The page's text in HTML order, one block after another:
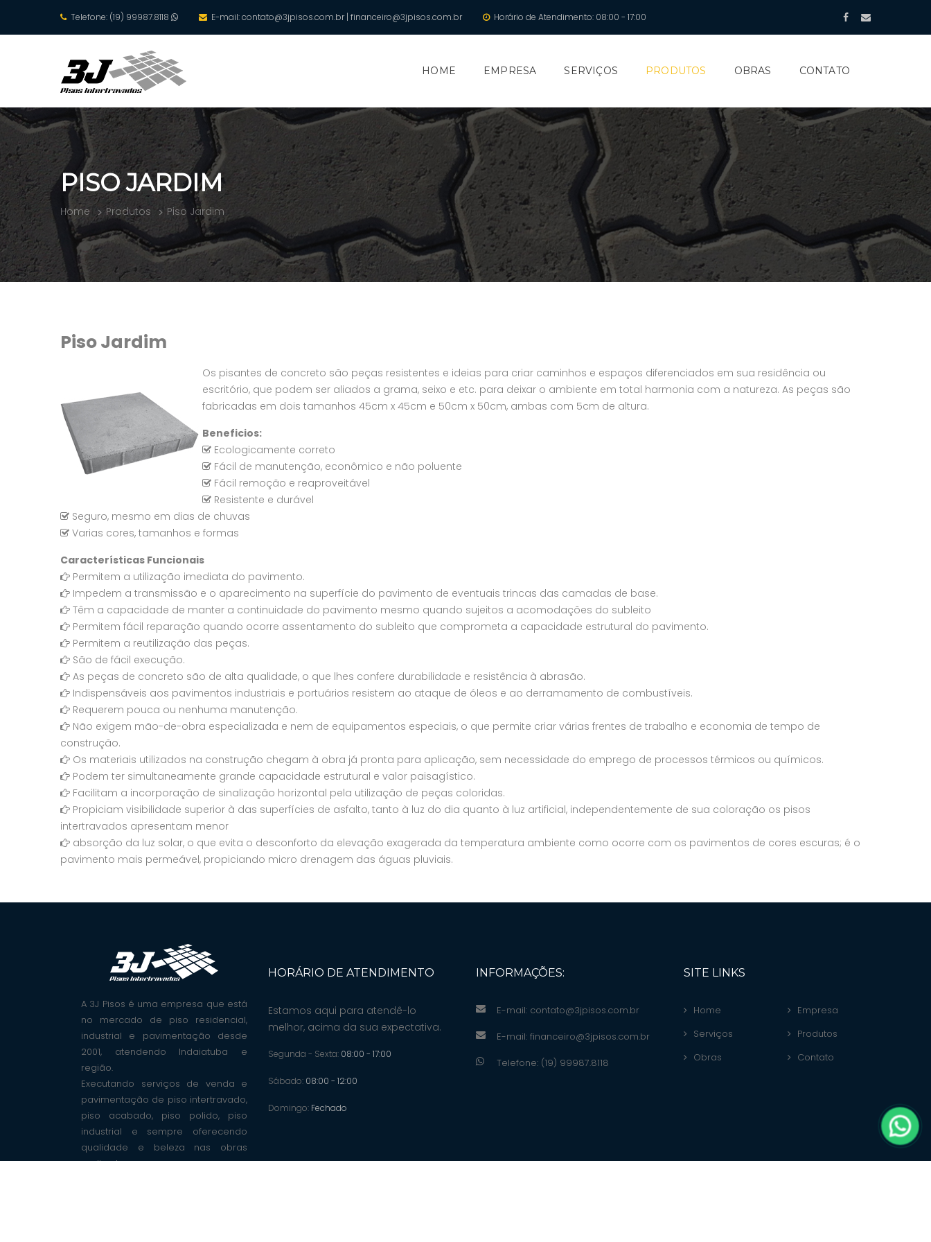
Telefone: (19) 99987.8118 E-mail:contato@3jpisos.com.br | financeiro@3jpisos.com.br Horário de Atendimento: 08:00 - 17:00
HOME EMPRESA SERVIÇOS PRODUTOS OBRAS CONTATO
PISO JARDIM
Home Produtos Piso Jardim
Piso Jardim
Os pisantes de concreto são peças resistentes e ideias para criar caminhos e espaços diferenciados em sua residência ou
escritório, que podem ser aliados a grama, seixo e etc. para deixar o ambiente em total harmonia com a natureza. As peças são
fabricadas em dois tamanhos 45cm x 45cm e 50cm x 50cm, ambas com 5cm de altura.
Beneficios:
Ecologicamente correto
Fácil de manutenção, econômico e não poluente
Fácil remoção e reaproveitável
Resistente e durável
Seguro, mesmo em dias de chuvas
Varias cores, tamanhos e formas
Características Funcionais
Permitem a utilização imediata do pavimento.
Impedem a transmissão e o aparecimento na superfície do pavimento de eventuais trincas das camadas de base.
Têm a capacidade de manter a continuidade do pavimento mesmo quando sujeitos a acomodações do subleito
Permitem fácil reparação quando ocorre assentamento do subleito que comprometa a capacidade estrutural do pavimento.
Permitem a reutilização das peças.
São de fácil execução.
As peças de concreto são de alta qualidade, o que lhes confere durabilidade e resistência à abrasão.
Indispensáveis aos pavimentos industriais e portuários resistem ao ataque de óleos e ao derramamento de combustíveis.
Requerem pouca ou nenhuma manutenção.
Não exigem mão-de-obra especializada e nem de equipamentos especiais, o que permite criar várias frentes de trabalho e economia de tempo de
construção.
Os materiais utilizados na construção chegam à obra já pronta para aplicação, sem necessidade do emprego de processos térmicos ou químicos.
Podem ter simultaneamente grande capacidade estrutural e valor paisagístico.
Facilitam a incorporação de sinalização horizontal pela utilização de peças coloridas.
Propiciam visibilidade superior à das superfícies de asfalto, tanto à luz do dia quanto à luz artificial, independentemente de sua coloração os pisos
intertravados apresentam menor
absorção da luz solar, o que evita o desconforto da elevação exagerada da temperatura ambiente como ocorre com os pavimentos de cores escuras; é o
pavimento mais permeável, propiciando micro drenagem das águas pluviais.
A 3J Pisos é uma empresa que está
no mercado de piso residencial,
industrial e pavimentação desde
2001, atendendo Indaiatuba e
região.
Executando serviços de venda e
pavimentação de piso intertravado,
piso acabado, piso polido, piso
industrial e sempre oferecendo
qualidade e beleza nas obras
realizadas.
HORÁRIO DE ATENDIMENTO
Estamos aqui para atendê-lo
melhor, acima da sua expectativa.
Segunda - Sexta: 08:00 - 17:00
Sábado: 08:00 - 12:00
Domingo: Fechado
INFORMAÇÕES:
E-mail: contato@3jpisos.com.br
E-mail: financeiro@3jpisos.com.br
Telefone: (19) 99987.8118
SITE LINKS
Home
Empresa
Serviços
Produtos
Obras
Contato